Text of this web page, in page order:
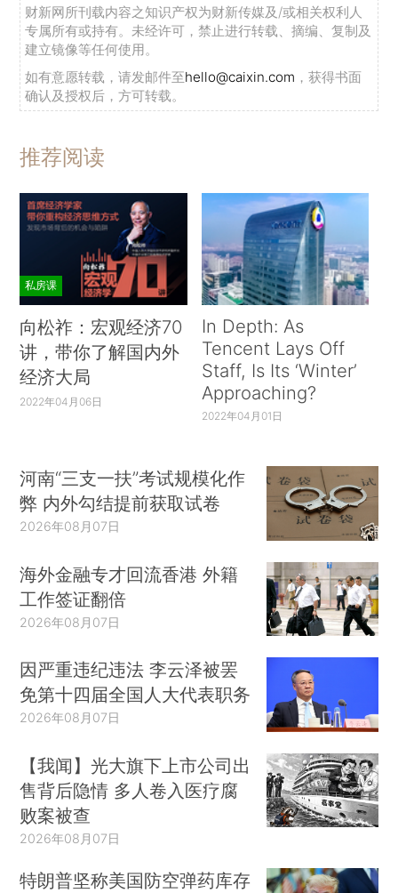
财新网所刊载内容之知识产权为财新传媒及/或相关权利人
专属所有或持有。未经许可，禁止进行转载、摘编、复制及
建立镜像等任何使用。
如有意愿转载，请发邮件至hello@caixin.com ，获得书面
确认及授权后，方可转载。
推荐阅读
私房课
向松祚：宏观经济70
讲，带你了解国内外
经济大局
2022年04月06日
In Depth: As
Tencent Lays Off
Staff, Is Its ‘Winter’
Approaching?
2022年04月01日
河南“三支一扶”考试规模化作
弊 内外勾结提前获取试卷
2026年08月07日
海外金融专才回流香港 外籍
工作签证翻倍
2026年08月07日
因严重违纪违法 李云泽被罢
免第十四届全国人大代表职务
2026年08月07日
【我闻】光大旗下上市公司出
售背后隐情 多人卷入医疗腐
败案被查
2026年08月07日
特朗普坚称美国防空弹药库存